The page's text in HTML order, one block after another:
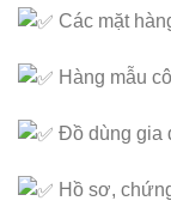
Các mặt
Hàng mẫu
Đồ dùng gia
Hồ sơ,